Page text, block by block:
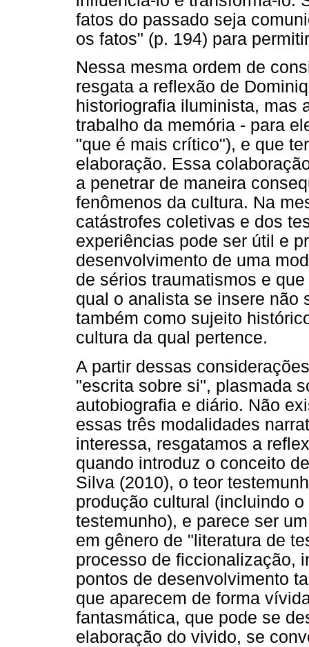
fatos do passado seja
os fatos" (p. 194) para
Nessa mesma ordem de
resgata a reflexão de
historiografia iluminista, mas
trabalho da memória - para
"que é mais crítico"), e que
elaboração. Essa
a penetrar de maneira
fenômenos da cultura. Na
catástrofes coletivas e dos
experiências pode ser útil e
desenvolvimento de uma
de sérios traumatismos e
qual o analista se insere não
também como sujeito
cultura da qual pertence.
A partir dessas
"escrita sobre si", plasmada
autobiografia e diário. Não
essas três modalidades
interessa, resgatamos a
quando introduz o conceito
Silva (2010), o teor
produção cultural (incluindo
testemunho), e parece ser
em gênero de "literatura de
processo de ficcionalização,
pontos de desenvolvimento
que aparecem de forma
fantasmática, que pode se
elaboração do vivido, se